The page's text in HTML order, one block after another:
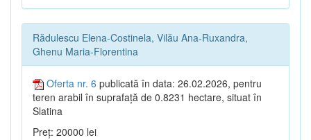
Rădulescu Elena-Costinela, Vilău Ana-Ruxandra,
Ghenu Maria-Florentina
Oferta nr. 6 publicată în data: 26.02.2026, pentru
teren arabil în suprafață de 0.8231 hectare, situat în
Slatina
Preț: 20000 lei